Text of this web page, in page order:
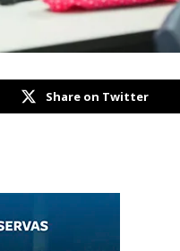
Share on Twitter